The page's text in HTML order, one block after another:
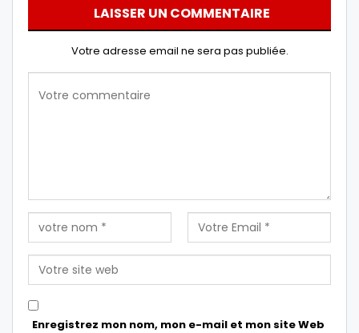
LAISSER UN COMMENTAIRE
Votre adresse email ne sera pas publiée.
Enregistrez mon nom, mon e-mail et mon site Web